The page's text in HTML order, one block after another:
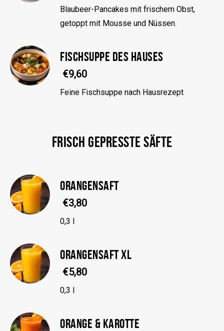
Blaubeer-Pancakes mit frischem Obst,
getoppt mit Mousse und Nüssen.
FISCHSUPPE DES HAUSES
€9,60
Feine Fischsuppe nach Hausrezept
FRISCH GEPRESSTE SÄFTE
ORANGENSAFT
€3,80
0,3 l
ORANGENSAFT XL
€5,80
0,3 l
ORANGE & KAROTTE